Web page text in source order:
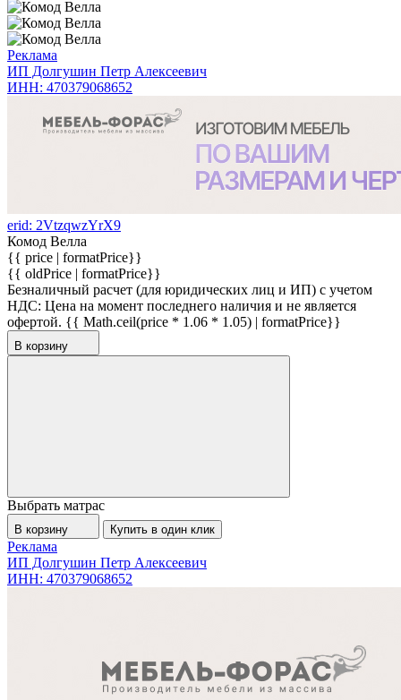
Реклама
ИП Долгушин Петр Алексеевич
ИНН: 470379068652
erid: 2VtzqwzYrX9
Комод Велла
{{ price | formatPrice}}
{{ oldPrice | formatPrice}}
Безналичный расчет (для юридических лиц и ИП) с учетом
НДС: Цена на момент последнего наличия и не является
офертой. {{ Math.ceil(price * 1.06 * 1.05) | formatPrice}}
В корзину
Выбрать матрас
В корзину Купить в один клик
Реклама
ИП Долгушин Петр Алексеевич
ИНН: 470379068652